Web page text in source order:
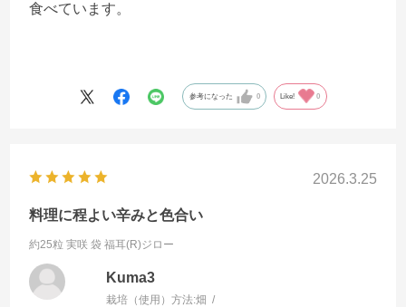
食べています。
参考になった 0 Like! 0
2026.3.25
料理に程よい辛みと色合い
約25粒 実咲 袋 福耳(R)ジロー
Kuma3
栽培（使用）方法:畑